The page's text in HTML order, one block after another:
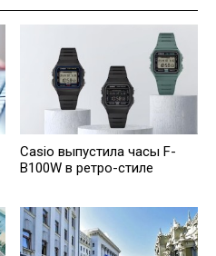
Casio выпустила часы F-
B100W в ретро-стиле